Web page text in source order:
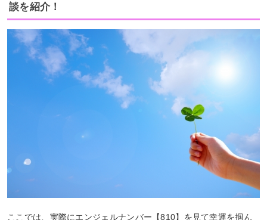
談を紹介！
ここでは、実際にエンジェルナンバー【810】を見て幸運を掴ん